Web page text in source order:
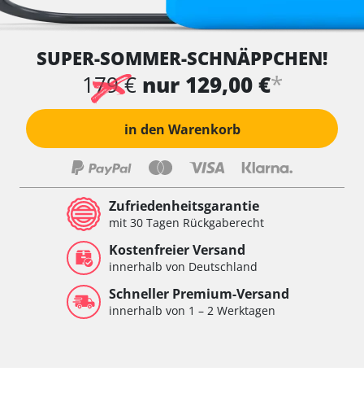
SUPER-SOMMER-SCHNÄPPCHEN!
179 € nur 129,00 €*
in den Warenkorb
Zufriedenheitsgarantie
mit 30 Tagen Rückgaberecht
Kostenfreier Versand
innerhalb von Deutschland
Schneller Premium-Versand
innerhalb von 1 – 2 Werktagen